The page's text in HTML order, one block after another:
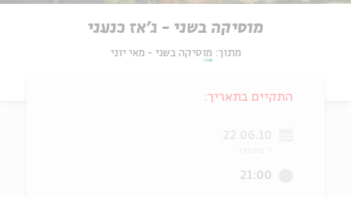
מוסיקה בשני - ג'אז כנעני
מתוך: מוסיקה בשני - מאי יוני
התקיים בתאריך:
22.06.10
21:00